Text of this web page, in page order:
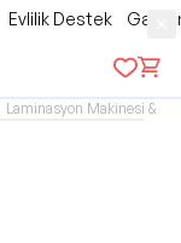
Evlilik Destek
Laminasyon Makinesi &